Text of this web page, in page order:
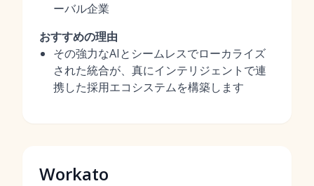
ーバル企業
おすすめの理由
その強力なAIとシームレスでローカライズ
された統合が、真にインテリジェントで連
携した採用エコシステムを構築します
Workato